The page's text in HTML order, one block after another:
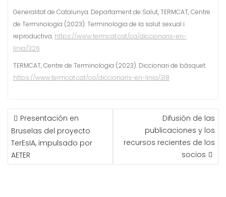
Generalitat de Catalunya. Departament de Salut, TERMCAT, Centre
de Terminologia (2023). Terminologia de la salut sexual i
reproductiva. https://www.termcat.cat/ca/diccionaris-en-
linia/326
TERMCAT, Centre de Terminologia (2023). Diccionari de bàsquet.
https://www.termcat.cat/ca/diccionaris-en-linia/318
NAVEGACIÓN
DE
ENTRADAS
Presentación en
Bruselas del proyecto
TerEsIA, impulsado por
AETER
Difusión de las
publicaciones y los
recursos recientes de los
socios